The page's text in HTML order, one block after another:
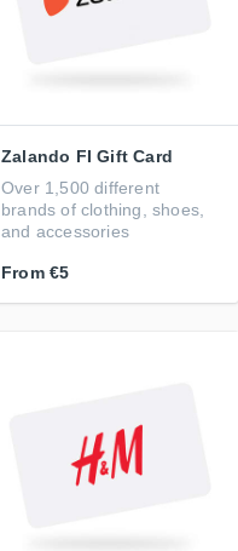
Zalando FI Gift Card
Over 1,500 different
brands of clothing, shoes,
and accessories
From €5